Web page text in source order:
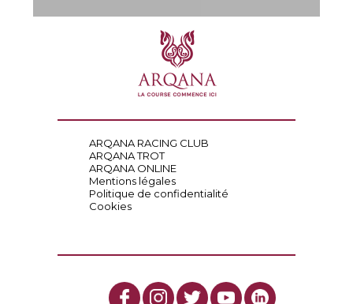
ARQANA RACING CLUB
ARQANA TROT
ARQANA ONLINE
Mentions légales
Politique de confidentialité
Cookies